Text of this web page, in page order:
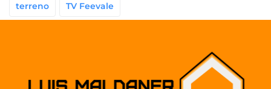
terreno TV Feevale